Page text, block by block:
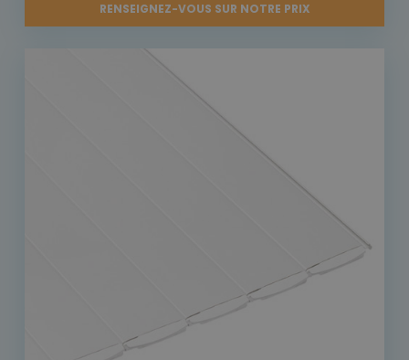
RENSEIGNEZ-VOUS SUR NOTRE PRIX